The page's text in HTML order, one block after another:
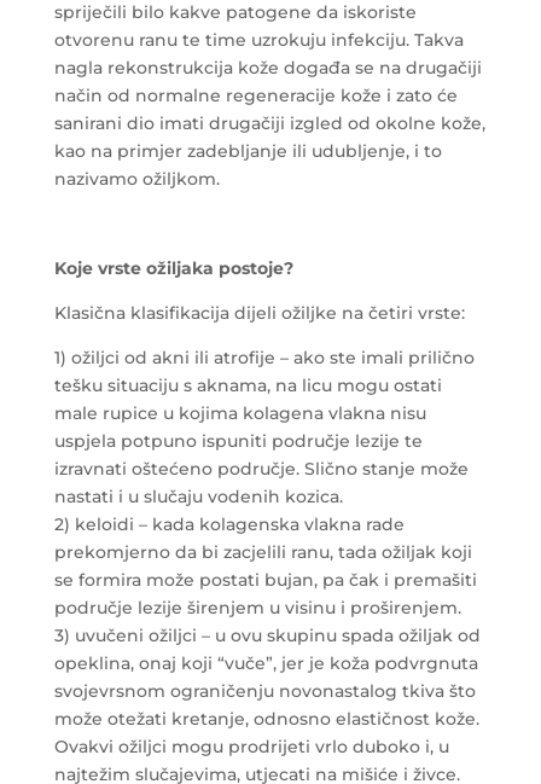
spriječili bilo kakve patogene da iskoriste
otvorenu ranu te time uzrokuju infekciju. Takva
nagla rekonstrukcija kože događa se na drugačiji
način od normalne regeneracije kože i zato će
sanirani dio imati drugačiji izgled od okolne kože,
kao na primjer zadebljanje ili udubljenje, i to
nazivamo ožiljkom.
Koje vrste ožiljaka postoje?
Klasična klasifikacija dijeli ožiljke na četiri vrste:
1) ožiljci od akni ili atrofije – ako ste imali prilično
tešku situaciju s aknama, na licu mogu ostati
male rupice u kojima kolagena vlakna nisu
uspjela potpuno ispuniti područje lezije te
izravnati oštećeno područje. Slično stanje može
nastati i u slučaju vodenih kozica.
2) keloidi – kada kolagenska vlakna rade
prekomjerno da bi zacjelili ranu, tada ožiljak koji
se formira može postati bujan, pa čak i premašiti
područje lezije širenjem u visinu i proširenjem.
3) uvučeni ožiljci – u ovu skupinu spada ožiljak od
opeklina, onaj koji “vuče”, jer je koža podvrgnuta
svojevrsnom ograničenju novonastalog tkiva što
može otežati kretanje, odnosno elastičnost kože.
Ovakvi ožiljci mogu prodrijeti vrlo duboko i, u
najtežim slučajevima, utjecati na mišiće i živce.